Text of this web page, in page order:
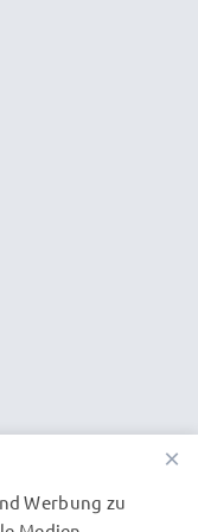
mit dem
Jetzt
3 Jahren
×
Werbung zu